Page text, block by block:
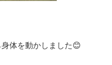
体を動かしました😊